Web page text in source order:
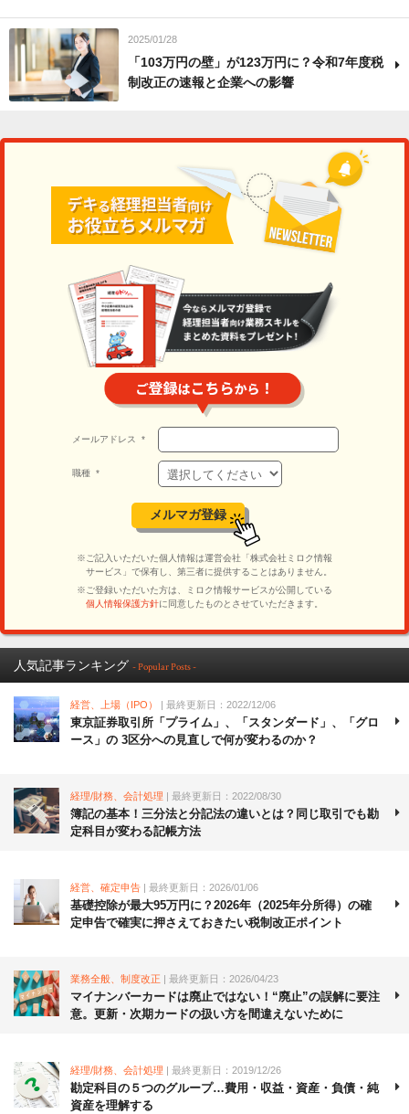
2025/01/28
「103万円の壁」が123万円に？令和7年度税
制改正の速報と企業への影響
人気記事ランキング - Popular Posts -
経営、上場（IPO） | 最終更新日：2022/12/06
東京証券取引所「プライム」、「スタンダード」、「グロ
ース」の 3区分への見直しで何が変わるのか？
経理/財務、会計処理 | 最終更新日：2022/08/30
簿記の基本！三分法と分記法の違いとは？同じ取引でも勘
定科目が変わる記帳方法
経営、確定申告 | 最終更新日：2026/01/06
基礎控除が最大95万円に？2026年（2025年分所得）の確
定申告で確実に押さえておきたい税制改正ポイント
業務全般、制度改正 | 最終更新日：2026/04/23
マイナンバーカードは廃止ではない！“廃止”の誤解に要注
意。更新・次期カードの扱い方を間違えないために
経理/財務、会計処理 | 最終更新日：2019/12/26
勘定科目の５つのグループ…費用・収益・資産・負債・純
資産を理解する